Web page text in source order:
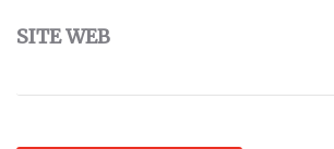
SITE WEB